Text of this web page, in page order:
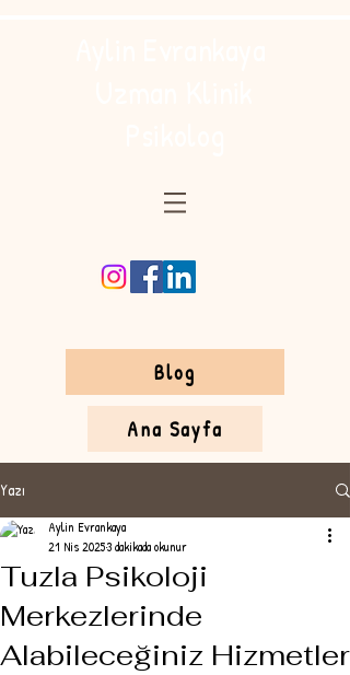
Blog
Ana Sayfa
Yazı
Tuzla Psikoloji
Merkezlerinde
Alabileceğiniz Hizmetler
Aylin Evrankaya
21 Nis 20253 dakikada okunur